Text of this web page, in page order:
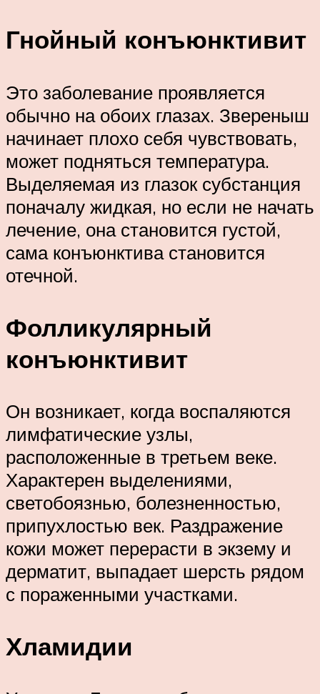
Гнойный конъюнктивит
Это заболевание проявляется
обычно на обоих глазах. Звереныш
начинает плохо себя чувствовать,
может подняться температура.
Выделяемая из глазок субстанция
поначалу жидкая, но если не начать
лечение, она становится густой,
сама конъюнктива становится
отечной.
Фолликулярный
конъюнктивит
Он возникает, когда воспаляются
лимфатические узлы,
расположенные в третьем веке.
Характерен выделениями,
светобоязнью, болезненностью,
припухлостью век. Раздражение
кожи может перерасти в экзему и
дерматит, выпадает шерсть рядом
с пораженными участками.
Хламидии